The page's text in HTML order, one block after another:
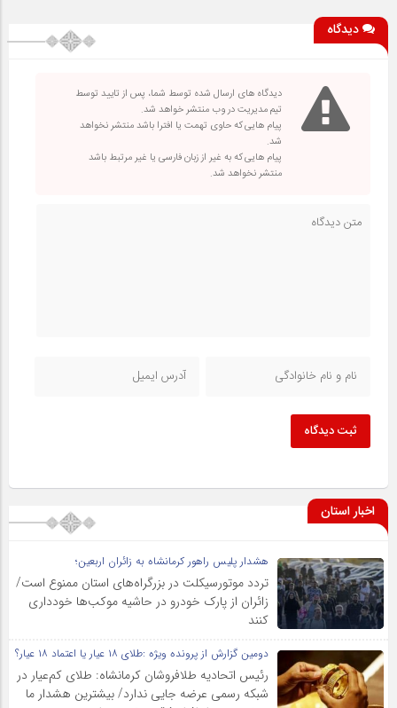
دیدگاه
دیدگاه های ارسال شده توسط شما، پس از تایید توسط
تیم مدیریت در وب منتشر خواهد شد.
پیام هایی که حاوی تهمت یا افترا باشد منتشر نخواهد
شد.
پیام هایی که به غیر از زبان فارسی یا غیر مرتبط باشد
منتشر نخواهد شد.
ثبت دیدگاه
اخبار استان
هشدار پلیس راهور کرمانشاه به زائران اربعین؛
تردد موتورسیکلت در بزرگراه‌های استان ممنوع است/
زائران از پارک خودرو در حاشیه موکب‌ها خودداری
کنند
دومین گزارش از پرونده ویژه :طلای ۱۸ عیار یا اعتماد ۱۸ عیار؟
رئیس اتحادیه طلافروشان کرمانشاه: طلای کم‌عیار در
شبکه رسمی عرضه جایی ندارد/ بیشترین هشدار ما